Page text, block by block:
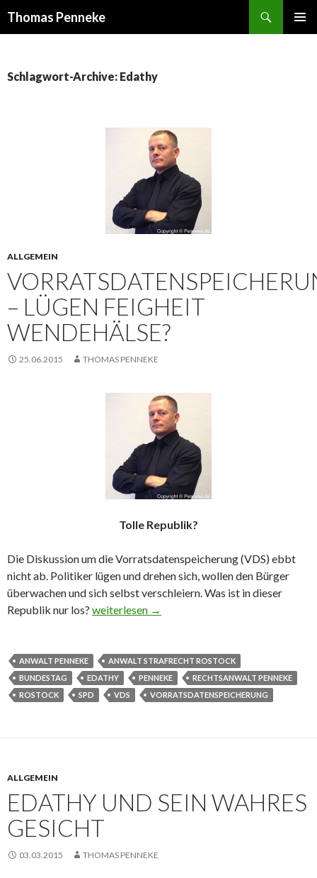
Thomas Penneke
Schlagwort-Archive: Edathy
ALLGEMEIN
– LÜGEN FEIGHEIT
WENDEHÄLSE?
25.06.2015 THOMAS PENNEKE
Tolle Republik?
Die Diskussion um die Vorratsdatenspeicherung (VDS) ebbt
nicht ab. Politiker lügen und drehen sich, wollen den Bürger
überwachen und sich selbst verschleiern. Was ist in dieser
Republik nur los? Vorratsdatenspeicherung – Lügen Feigheit
weiterlesen →
ANWALT PENNEKE
ANWALT STRAFRECHT ROSTOCK
BUNDESTAG
EDATHY PENNEKE
RECHTSANWALT PENNEKE
ROSTOCK
SPD VDS VORRATSDATENSPEICHERUNG
ALLGEMEIN
EDATHY UND SEIN WAHRES
GESICHT
03.03.2015 THOMAS PENNEKE